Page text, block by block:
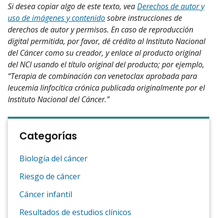
Si desea copiar algo de este texto, veaDerechos de autor y
uso de imágenes y contenidosobre instrucciones de
derechos de autor y permisos. En caso de reproducción
digital permitida, por favor, dé crédito al Instituto Nacional
del Cáncer como su creador, y enlace al producto original
del NCI usando el título original del producto; por ejemplo,
“Terapia de combinación con venetoclax aprobada para
leucemia linfocítica crónica publicada originalmente por el
Instituto Nacional del Cáncer.”
Categorías
Biología del cáncer
Riesgo de cáncer
Cáncer infantil
Resultados de estudios clínicos